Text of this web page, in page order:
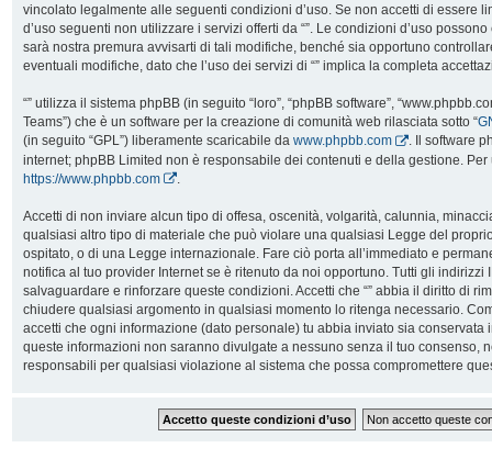
vincolato legalmente alle seguenti condizioni d’uso. Se non accetti di essere
d’uso seguenti non utilizzare i servizi offerti da “”. Le condizioni d’uso
sarà nostra premura avvisarti di tali modifiche, benché sia opportuno
eventuali modifiche, dato che l’uso dei servizi di “” implica la completa
“” utilizza il sistema phpBB (in seguito “loro”, “phpBB software”,
Teams”) che è un software per la creazione di comunità web rilasciata sotto “
(in seguito “GPL”) liberamente scaricabile da www.phpbb.com
. Il software
internet; phpBB Limited non è responsabile dei contenuti e della gestione.
https://www.phpbb.com
Accetti di non inviare alcun tipo di offesa, oscenità, volgarità, calunnia,
qualsiasi altro tipo di materiale che può violare una qualsiasi Legge del
ospitato, o di una Legge internazionale. Fare ciò porta all’immediato e
notifica al tuo provider Internet se è ritenuto da noi opportuno. Tutti gli indirizzi
salvaguardare e rinforzare queste condizioni. Accetti che “” abbia il diritto di
chiudere qualsiasi argomento in qualsiasi momento lo ritenga necessario.
accetti che ogni informazione (dato personale) tu abbia inviato sia conservata
queste informazioni non saranno divulgate a nessuno senza il tuo consenso,
responsabili per qualsiasi violazione al sistema che possa compromettere